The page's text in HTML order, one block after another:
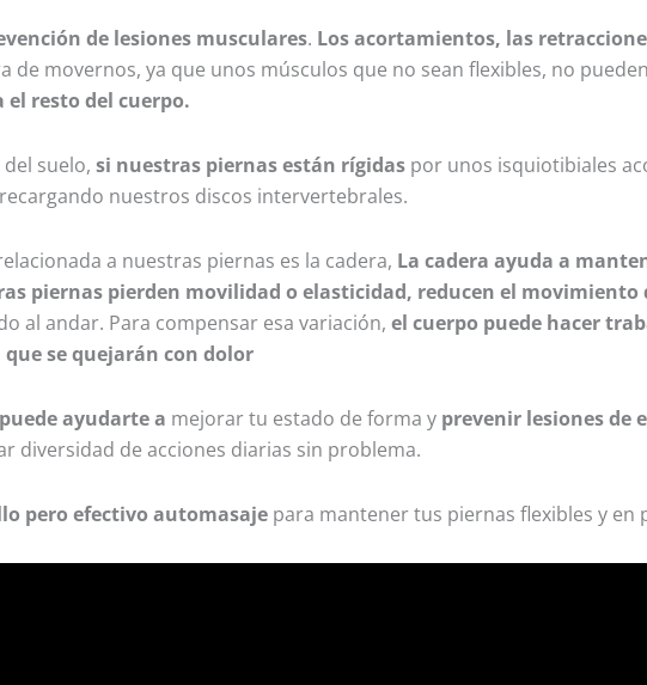
de lesiones musculares. Los acortamientos, las
de movernos, ya que unos músculos que no sean flexibles, no
resto del cuerpo.
suelo, si nuestras piernas están rígidas por unos isquiotibiales
nuestros discos intervertebrales.
a nuestras piernas es la cadera, La cadera ayuda a
piernas pierden movilidad o elasticidad, reducen el movimiento
al andar. Para compensar esa variación, el cuerpo puede hacer
se quejarán con dolor
ayudarte a mejorar tu estado de forma y prevenir lesiones de
diversidad de acciones diarias sin problema.
pero efectivo automasaje para mantener tus piernas flexibles y en